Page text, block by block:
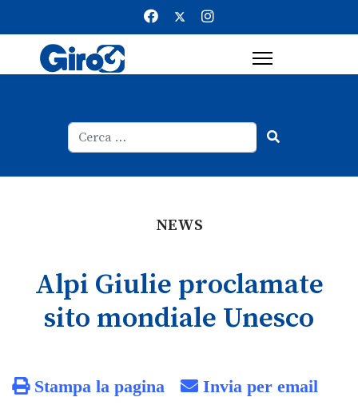
NEWS
Alpi Giulie proclamate
sito mondiale Unesco
Stampa la pagina Invia per email